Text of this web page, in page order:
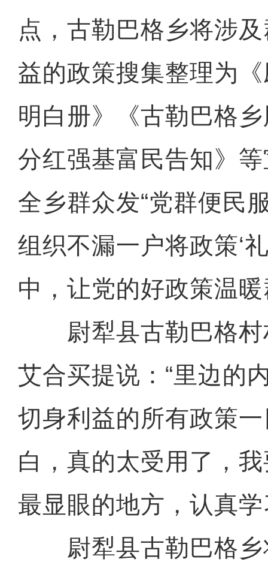
点，古勒巴格乡将涉
益的政策搜集整理为
明白册》《古勒巴格
分红强基富民告知》
全乡群众发“党群便民
组织不漏一户将政策‘
中，让党的好政策温
尉犁县古勒巴格村
艾合买提说：“里边的
切身利益的所有政策
白，真的太受用了，
最显眼的地方，认真学
尉犁县古勒巴格乡